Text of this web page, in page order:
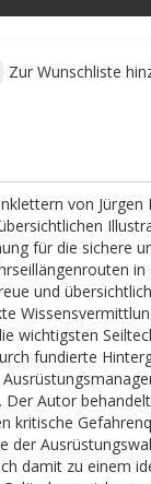
Zur Wunschliste
von Jürgen
für die sichere
in
und
wichtigsten
fundierte
Der Autor
kritische
der
damit zu einem